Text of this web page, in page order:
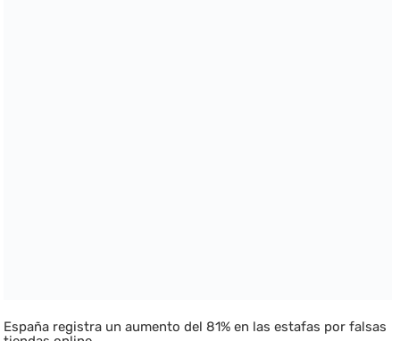
España registra un aumento del 81% en las estafas por falsas